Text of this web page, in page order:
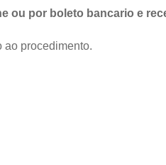
ou por boleto bancario e
ao procedimento.